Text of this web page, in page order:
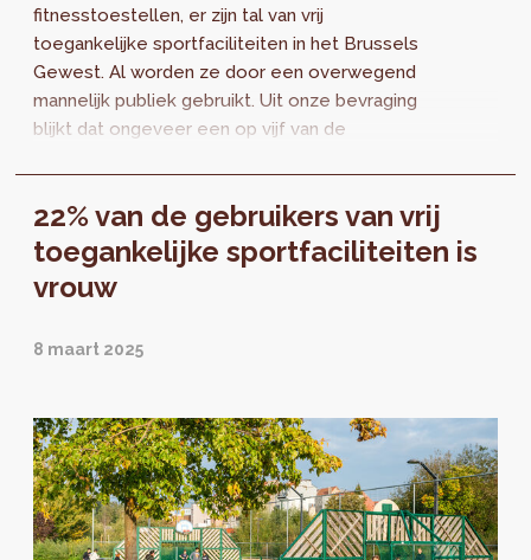
fitnesstoestellen, er zijn tal van vrij
toegankelijke sportfaciliteiten in het Brussels
Gewest. Al worden ze door een overwegend
mannelijk publiek gebruikt. Uit onze bevraging
blijkt dat ongeveer een op vijf van de
manier waarop ze is ingericht.
22% van de gebruikers van vrij
toegankelijke sportfaciliteiten is
vrouw
8 maart 2025